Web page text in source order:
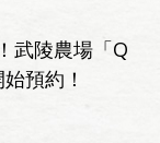
武陵農場「Q
預約！